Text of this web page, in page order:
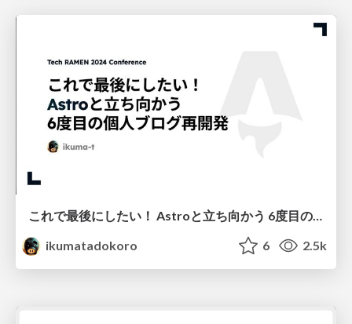
これで最後にしたい！ Astroと立ち向かう 6度目の個人ブログ再開発
ikumatadokoro
6 2.5k